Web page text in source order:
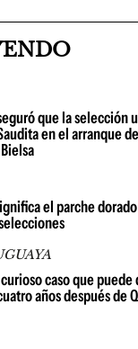
que la selección
en el arranque
el parche
caso que puede
años después de